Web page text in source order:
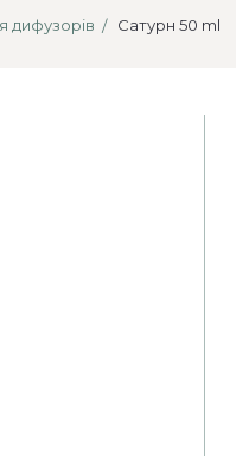
дифузорів Сатурн 50 ml